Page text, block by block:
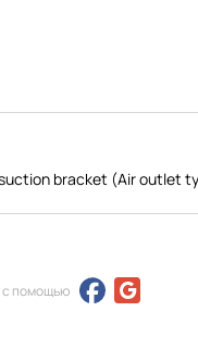
bracket (Air outlet
с помощью